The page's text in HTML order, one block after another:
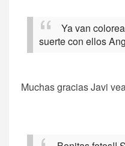
Ya van
suerte con ellos
Muchas gracias Javi